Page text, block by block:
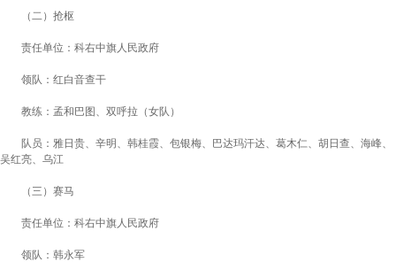
（二）抢枢
责任单位：科右中旗人民政府
领队：红白音查干
教练：孟和巴图、双呼拉（女队）
队 员：雅日贵、辛明、韩桂霞、包银梅、巴达玛汗达、葛木仁、胡日查、海峰、
吴红亮、乌江
（三）赛马
责任单位：科右中旗人民政府
领队：韩永军